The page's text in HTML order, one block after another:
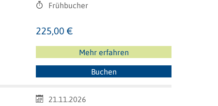
Frühbucher
225,00 €
Mehr erfahren
Buchen
21.11.2026